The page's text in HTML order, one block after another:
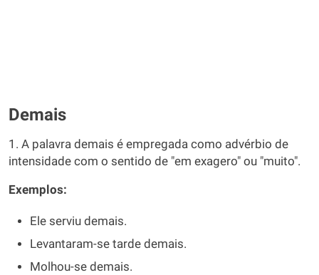
Demais
1. A palavra demais é empregada como advérbio de
intensidade com o sentido de "em exagero" ou "muito".
Exemplos:
Ele serviu demais.
Levantaram-se tarde demais.
Molhou-se demais.